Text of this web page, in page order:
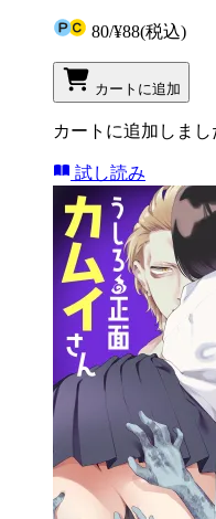
80/¥88(税込)
カートに追加
カートに追加しまし
試し読み